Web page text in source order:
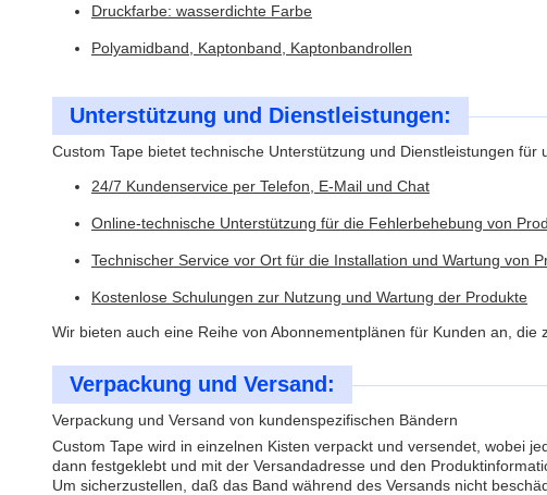
Druckfarbe: wasserdichte Farbe
Polyamidband, Kaptonband, Kaptonbandrollen
Unterstützung und Dienstleistungen:
Custom Tape bietet technische Unterstützung und Dienstleistungen für
24/7 Kundenservice per Telefon, E-Mail und Chat
Online-technische Unterstützung für die Fehlerbehebung von
Technischer Service vor Ort für die Installation und Wartung von
Kostenlose Schulungen zur Nutzung und Wartung der Produkte
Wir bieten auch eine Reihe von Abonnementplänen für Kunden an, die
Verpackung und Versand:
Verpackung und Versand von kundenspezifischen Bändern
Custom Tape wird in einzelnen Kisten verpackt und versendet, wobei
dann festgeklebt und mit der Versandadresse und den
Um sicherzustellen, daß das Band während des Versands nicht